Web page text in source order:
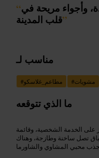
“وأجواء مريحة في
قلب المدينة”
مناسب لـ
#مطاعم_غلاسكو #مشويات
ما الذي تتوقعه
على الخدمة الشخصية، وقائمة
تصل ساخنة وطازجة، وهناك